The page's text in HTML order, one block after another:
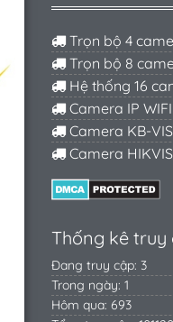
Trọn bộ 4
Trọn bộ 8
Hệ thống 16
Camera IP
Camera KB-
Camera
Thống kê truy
Đang truy cập: 3
Trong ngày: 1
Hôm qua: 693